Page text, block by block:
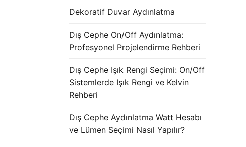
Dekoratif Duvar Aydınlatma
Dış Cephe On/Off Aydınlatma:
Profesyonel Projelendirme Rehberi
Dış Cephe Işık Rengi Seçimi: On/Off
Sistemlerde Işık Rengi ve Kelvin
Rehberi
Dış Cephe Aydınlatma Watt Hesabı
ve Lümen Seçimi Nasıl Yapılır?